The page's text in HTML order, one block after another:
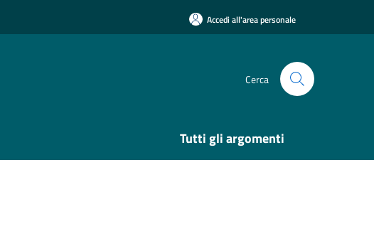
Accedi all'area personale
Cerca
Tutti gli argomenti